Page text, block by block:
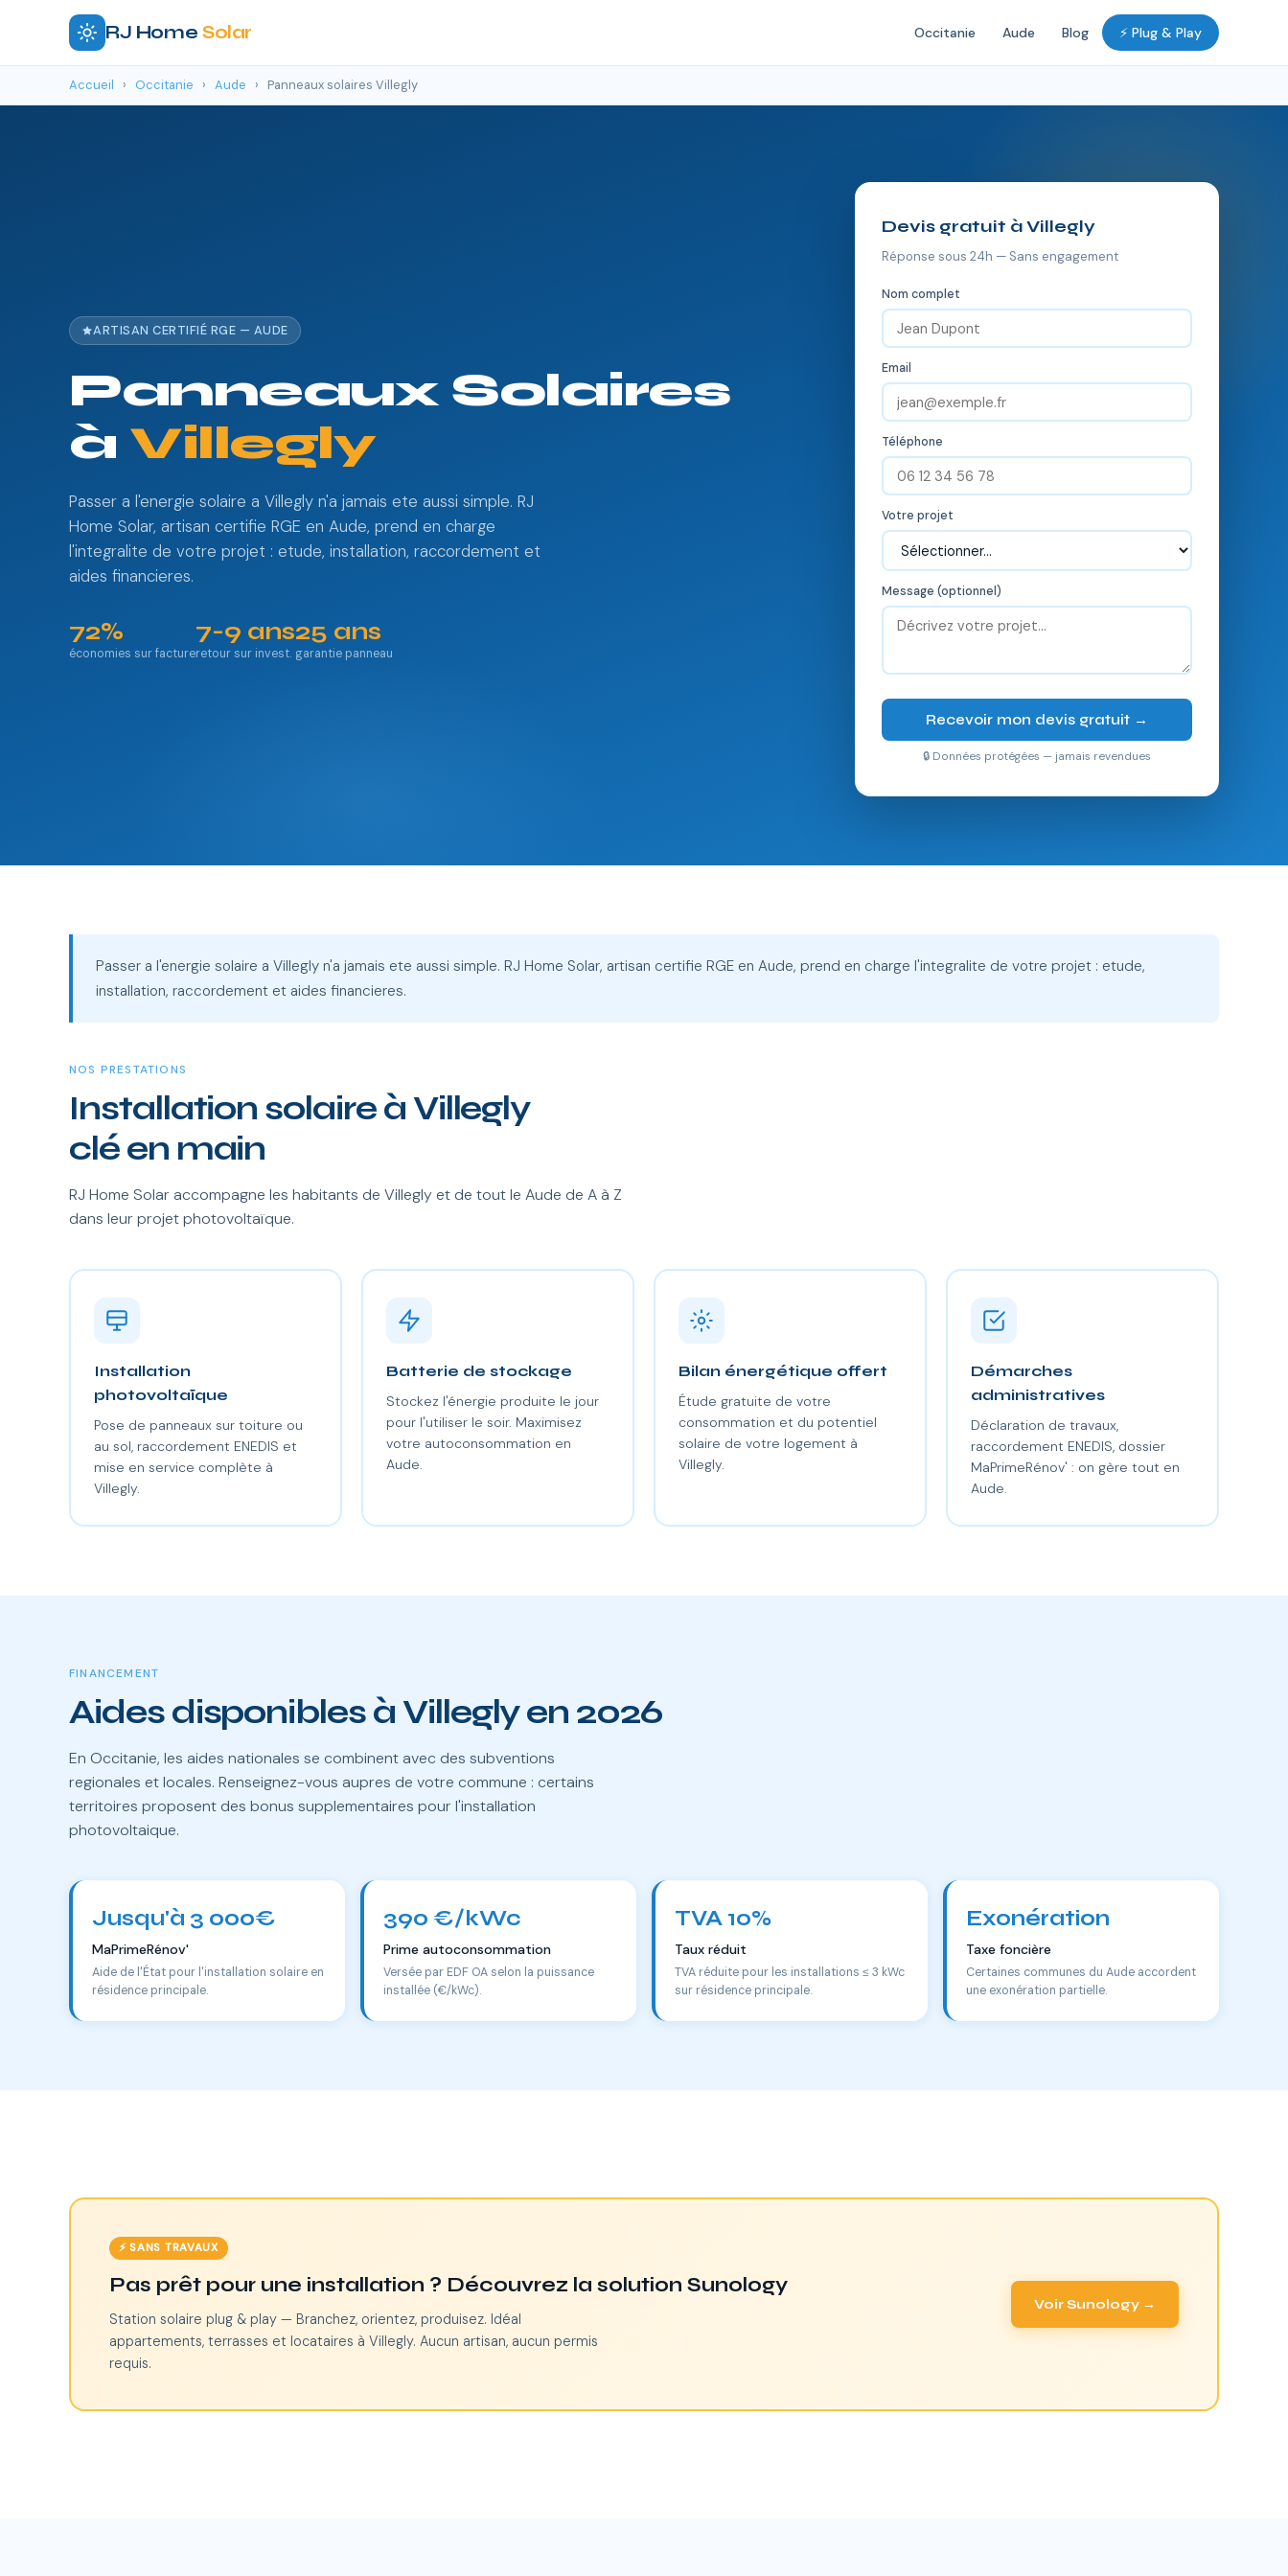
RJ Home Solar Occitanie Aude Blog ⚡ Plug & Play
Accueil › Occitanie › Aude › Panneaux solaires Villegly
ARTISAN CERTIFIÉ RGE — AUDE
Panneaux Solaires
à Villegly
Passer a l'energie solaire a Villegly n'a jamais ete aussi simple. RJ
Home Solar, artisan certifie RGE en Aude, prend en charge
l'integralite de votre projet : etude, installation, raccordement et
aides financieres.
72%
économies sur facture
7-9 ans
retour sur invest.
25 ans
garantie panneau
Devis gratuit à Villegly
Réponse sous 24h — Sans engagement
Nom complet
Email
Téléphone
Votre projet
Message (optionnel)
Recevoir mon devis gratuit →
🔒 Données protégées — jamais revendues
Passer a l'energie solaire a Villegly n'a jamais ete aussi simple. RJ Home Solar, artisan certifie RGE en Aude, prend en charge l'integralite de votre projet : etude,
installation, raccordement et aides financieres.
NOS PRESTATIONS
Installation solaire à Villegly
clé en main
RJ Home Solar accompagne les habitants de Villegly et de tout le Aude de A à Z
dans leur projet photovoltaïque.
Installation
photovoltaïque
Pose de panneaux sur toiture ou
au sol, raccordement ENEDIS et
mise en service complète à
Villegly.
Batterie de stockage
Stockez l'énergie produite le jour
pour l'utiliser le soir. Maximisez
votre autoconsommation en
Aude.
Bilan énergétique offert
Étude gratuite de votre
consommation et du potentiel
solaire de votre logement à
Villegly.
Démarches
administratives
Déclaration de travaux,
raccordement ENEDIS, dossier
MaPrimeRénov' : on gère tout en
Aude.
FINANCEMENT
Aides disponibles à Villegly en 2026
En Occitanie, les aides nationales se combinent avec des subventions
regionales et locales. Renseignez-vous aupres de votre commune : certains
territoires proposent des bonus supplementaires pour l'installation
photovoltaique.
Jusqu'à 3 000€
MaPrimeRénov'
Aide de l'État pour l'installation solaire en
résidence principale.
390 €/kWc
Prime autoconsommation
Versée par EDF OA selon la puissance
installée (€/kWc).
TVA 10%
Taux réduit
TVA réduite pour les installations ≤ 3 kWc
sur résidence principale.
Exonération
Taxe foncière
Certaines communes du Aude accordent
une exonération partielle.
⚡ SANS TRAVAUX
Pas prêt pour une installation ? Découvrez la solution Sunology
Station solaire plug & play — Branchez, orientez, produisez. Idéal
appartements, terrasses et locataires à Villegly. Aucun artisan, aucun permis
requis.
Voir Sunology →